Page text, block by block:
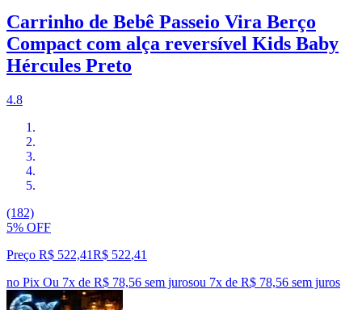
Carrinho de Bebê Passeio Vira Berço
Compact com alça reversível Kids Baby
Hércules Preto
4.8
(182)
5% OFF
Preço R$ 522,41R$ 522,41
no Pix Ou 7x de R$ 78,56 sem jurosou 7x de R$ 78,56 sem juros